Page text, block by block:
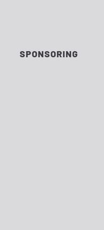
SPONSORING